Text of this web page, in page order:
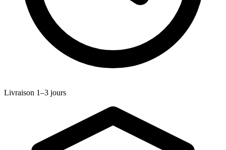
Livraison 1–3 jours